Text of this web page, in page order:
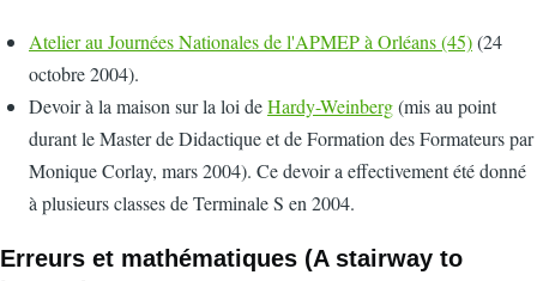
Atelier au Journées Nationales de l'APMEP à Orléans (45)(24
octobre 2004).
Devoir à la maison sur la loi deHardy-Weinberg(mis au point
durant le Master de Didactique et de Formation des Formateurs par
Monique Corlay, mars 2004). Ce devoir a effectivement été donné
à plusieurs classes de Terminale S en 2004.
Erreurs et mathématiques (A stairway to